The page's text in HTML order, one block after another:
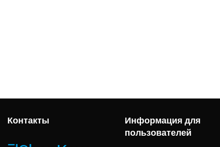
Контакты
Информация для
пользователей